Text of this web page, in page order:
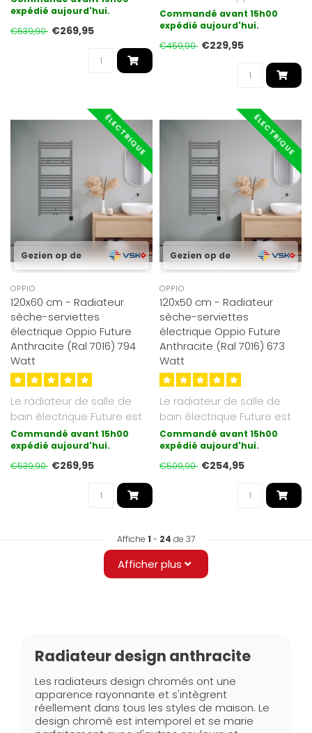
fi..
expédié aujourd'hui.
€539,90 €269,95
est la forme de chauffag..
Commandé avant 15h00
expédié aujourd'hui.
€459,90 €229,95
ÉLECTRIQUE
Gezien op de
OPPIO
120x60 cm - Radiateur
sèche-serviettes
électrique Oppio Future
Anthracite (Ral 7016) 794
Watt
Le radiateur de salle de
bain électrique Future est
une synthèse du moderne
et..
Commandé avant 15h00
expédié aujourd'hui.
€539,90 €269,95
ÉLECTRIQUE
Gezien op de
OPPIO
120x50 cm - Radiateur
sèche-serviettes
électrique Oppio Future
Anthracite (Ral 7016) 673
Watt
Le radiateur de salle de
bain électrique Future est
une synthèse du moderne
et..
Commandé avant 15h00
expédié aujourd'hui.
€509,90 €254,95
Affiche 1 - 24 de 37
Afficher plus
Radiateur design anthracite
Les radiateurs design chromés ont une
apparence rayonnante et s'intègrent
réellement dans tous les styles de maison. Le
design chromé est intemporel et se marie